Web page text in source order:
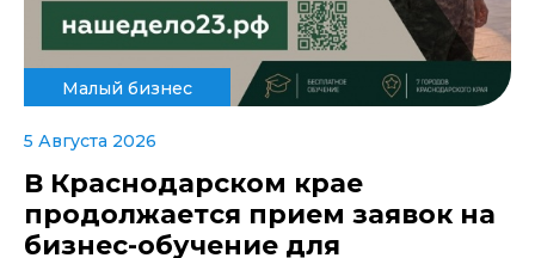
Малый бизнес
5 Августа 2026
В Краснодарском крае
продолжается прием заявок на
бизнес-обучение для